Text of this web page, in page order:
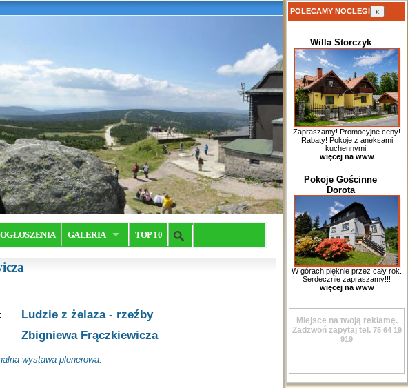
OGŁOSZENIA GALERIA TOP 10
Ludzie z żelaza - rzeźby
Zbigniewa Frączkiewicza
wystawa plenerowa.
POLECAMY NOCLEGI x
Willa Storczyk
Zapraszamy! Promocyjne ceny!
Rabaty! Pokoje z aneksami
kuchennymi!
więcej na www
Pokoje Gościnne
Dorota
W górach pięknie przez cały rok.
Serdecznie zapraszamy!!!
więcej na www
Miejsce na twoją reklamę.
Zadzwoń zapytaj tel. 75 64 19
919